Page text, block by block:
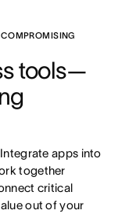
tools—
apps into
together
critical
out of your